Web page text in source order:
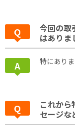
今回の取
はありま
特にありま
これから
セージな